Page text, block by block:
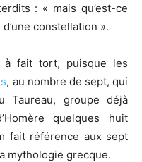
: « mais qu’est-ce
constellation ».
à fait tort, puisque les
, au nombre de sept, qui
Taureau, groupe déjà
quelques huit
fait référence aux sept
mythologie grecque.